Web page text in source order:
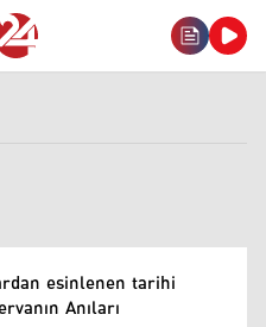
esinlenen tarihi
Anıları